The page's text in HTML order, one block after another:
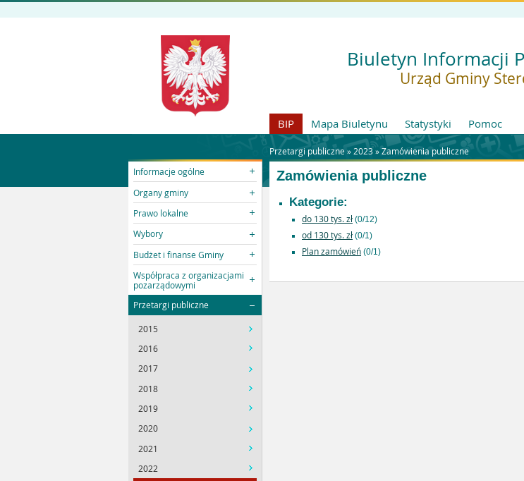
Biuletyn Informacji
Urząd Gminy
BIP Mapa Biuletynu Statystyki Pomoc
Przetargi publiczne » 2023»Zamówienia publiczne
Informacje ogólne
Organy gminy
Prawo lokalne
Wybory
Budżet i finanse Gminy
Współpraca z organizacjami
pozarządowymi
Przetargi publiczne
2015
2016
2017
2018
2019
2020
2021
2022
Zamówienia publiczne
Kategorie:
do 130 tys. zł (0/12)
od 130 tys. zł (0/1)
Plan zamówień (0/1)